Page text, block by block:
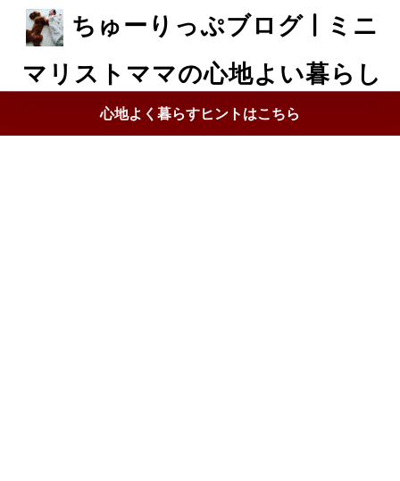
ちゅーりっぷブログ | ミニ
マリストママの心地よい暮らし
心地よく暮らすヒントはこちら